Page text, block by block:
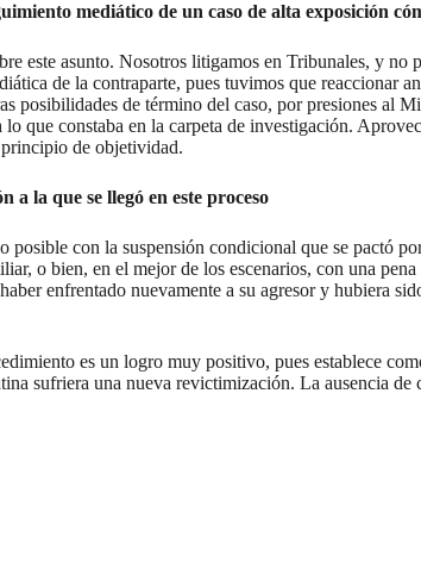
mediático de un caso de alta exposición
este asunto. Nosotros litigamos en Tribunales, y
de la contraparte, pues tuvimos que reaccionar
posibilidades de término del caso, por presiones al
que constaba en la carpeta de investigación.
de objetividad.
a la que se llegó en este proceso
posible con la suspensión condicional que se pactó
o bien, en el mejor de los escenarios, con una
enfrentado nuevamente a su agresor y hubiera
es un logro muy positivo, pues establece
sufriera una nueva revictimización. La ausencia